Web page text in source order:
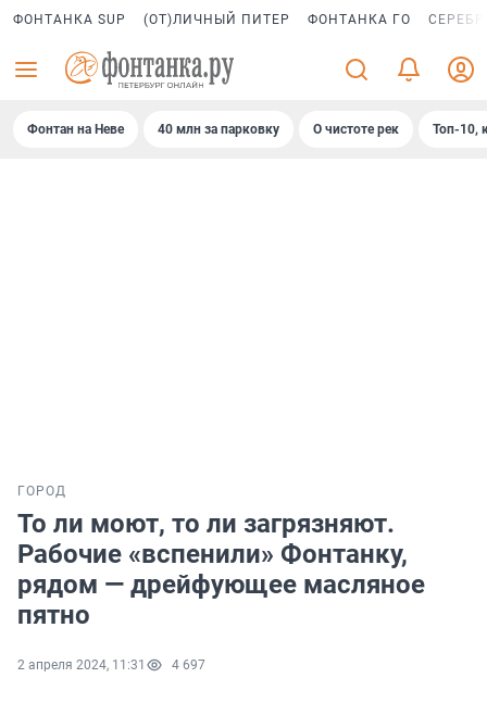
ФОНТАНКА SUP (ОТ)ЛИЧНЫЙ ПИТЕР ФОНТАНКА ГО
Фонтан на Неве 40 млн за парковку О чистоте рек Топ-10,
ГОРОД
То ли моют, то ли загрязняют.
Рабочие «вспенили» Фонтанку,
рядом — дрейфующее масляное
пятно
2 апреля 2024, 11:31 4 697